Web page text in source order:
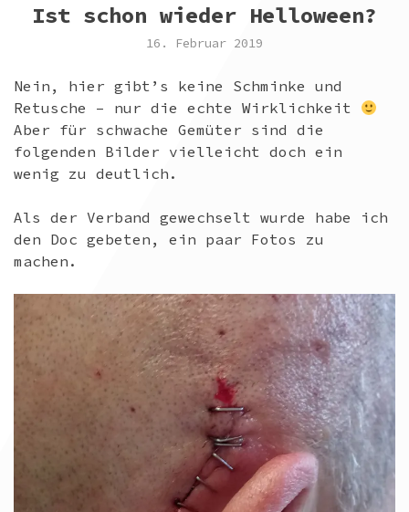
Ist schon wieder Helloween?
16. Februar 2019
Nein, hier gibt’s keine Schminke und
Retusche – nur die echte Wirklichkeit
Aber für schwache Gemüter sind die
folgenden Bilder vielleicht doch ein
wenig zu deutlich.
Als der Verband gewechselt wurde habe ich
den Doc gebeten, ein paar Fotos zu
machen.